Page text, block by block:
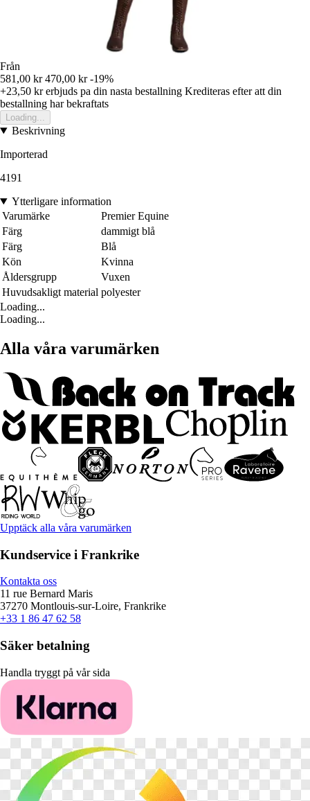
Från
581,00 kr 470,00 kr -19%
+23,50 krerbjuds pa din nasta bestallning Krediteras efter att din
bestallning har bekraftats
Loading...
Beskrivning
Importerad
4191
Ytterligare information
Varumärke
Premier Equine
Färg
dammigt blå
Färg
Blå
Kön
Kvinna
Åldersgrupp
Vuxen
Huvudsakligt material polyester
Loading...
Loading...
Alla våra varumärken
Upptäck alla våra varumärken
Kundservice i Frankrike
Kontakta oss
11 rue Bernard Maris
37270 Montlouis-sur-Loire, Frankrike
+33 1 86 47 62 58
Säker betalning
Handla tryggt på vår sida